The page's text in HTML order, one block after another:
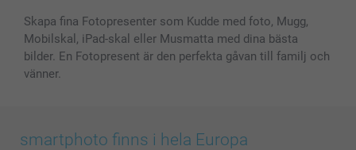
Skapa fina Fotopresenter som Kudde med foto, Mugg,
Mobilskal, iPad-skal eller Musmatta med dina bästa
bilder. En Fotopresent är den perfekta gåvan till familj och
vänner.
smartphoto finns i hela Europa